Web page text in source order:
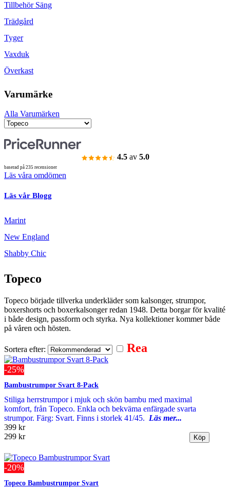
Tillbehör Säng
Trädgård
Tyger
Vaxduk
Överkast
Varumärke
Alla Varumärken
4.5 av 5.0
baserad på 235 recensioner
Läs våra omdömen
Läs vår Blogg
Marint
New England
Shabby Chic
Topeco
Topeco började tillverka underkläder som kalsonger, strumpor,
boxershorts och boxerkalsonger redan 1948. Detta borgar för kvalité
i både design, passform och styrka. Nya kollektioner kommer både
på våren och hösten.
Sortera efter: Rea
-25%
Bambustrumpor Svart 8-Pack
Stiliga herrstrumpor i mjuk och skön bambu med maximal
komfort, från Topeco. Enkla och bekväma enfärgade svarta
strumpor. Färg: Svart. Finns i storlek 41/45. Läs mer...
399 kr
299 kr
-20%
Topeco Bambustrumpor Svart